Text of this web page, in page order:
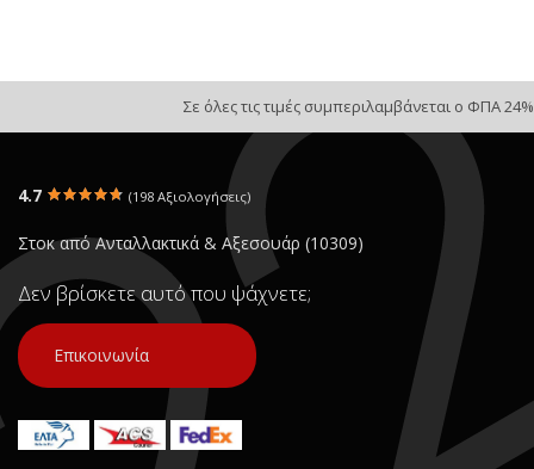
Σε όλες τις τιμές συμπεριλαμβάνεται ο ΦΠΑ 24%
4.7 (198 Αξιολογήσεις)
Στοκ από Ανταλλακτικά & Αξεσουάρ (10309)
Δεν βρίσκετε αυτό που ψάχνετε;
Επικοινωνία